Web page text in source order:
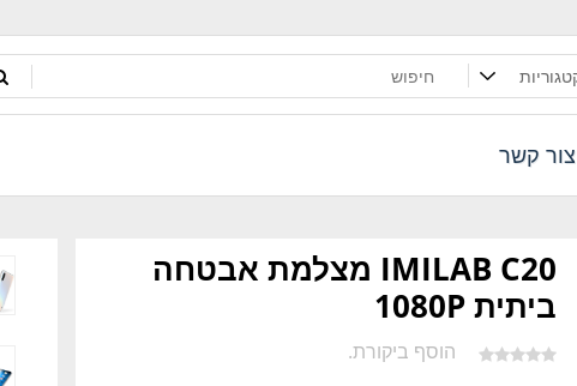
צור קשר
IMILAB C20 מצלמת אבטחה
ביתית 1080P
הוסף ביקורת.